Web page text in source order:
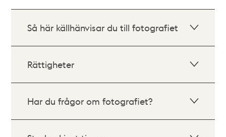
Så här källhänvisar du till fotografiet
Rättigheter
Har du frågor om fotografiet?